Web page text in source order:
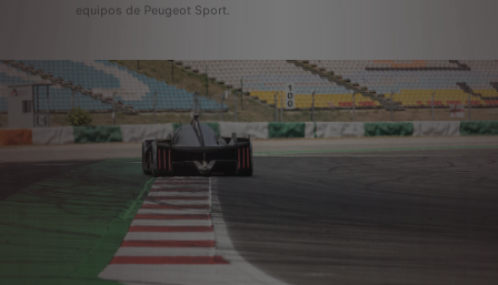
equipos de Peugeot Sport.